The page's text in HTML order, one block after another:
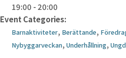
19:00 - 20:00
Event Categories:
Barnaktiviteter, Berättande,
Nybyggarveckan, Underhållning,